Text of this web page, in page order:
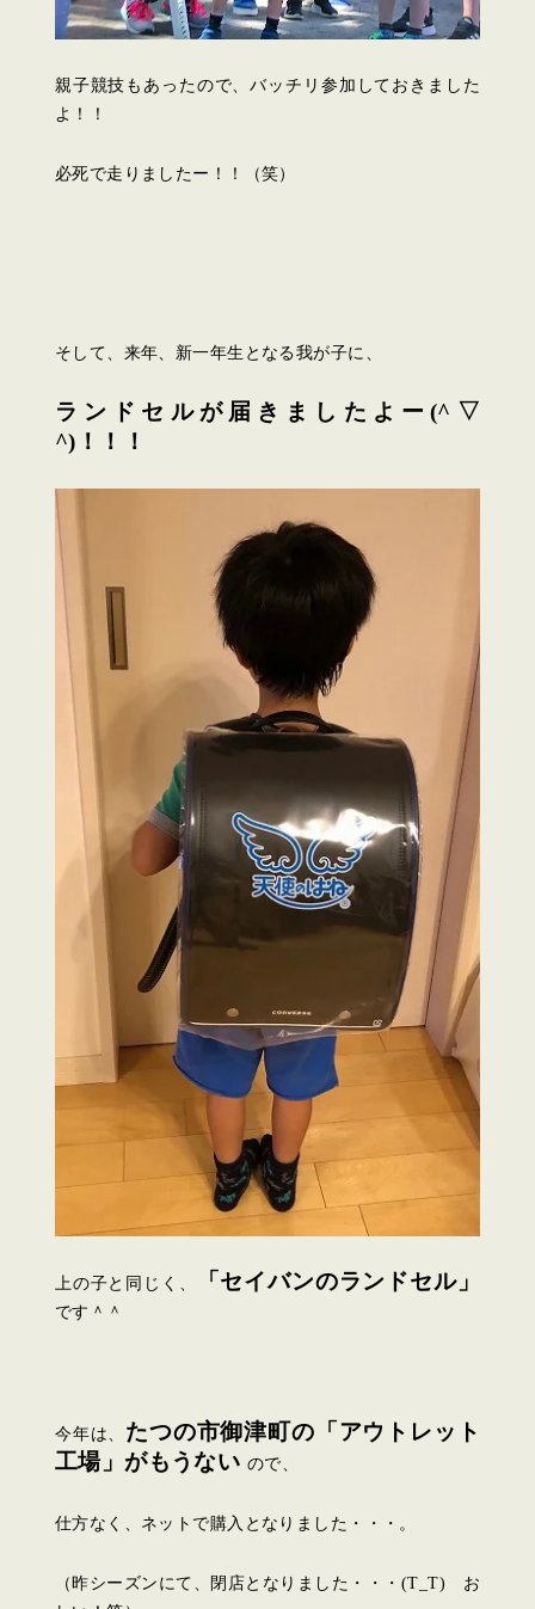
親子競技もあったので、バッチリ参加しておきました
よ！！
必死で走りましたー！！（笑）
そして、来年、新一年生となる我が子に、
ランドセルが届きましたよー(^▽
^)！！！
上の子と同じく、 「セイバンのランドセル」
です＾＾
今年は、 たつの市御津町の「アウトレット
工場」がもうない ので、
仕方なく、ネットで購入となりました・・・。
（昨シーズンにて、閉店となりました・・・(T_T) お